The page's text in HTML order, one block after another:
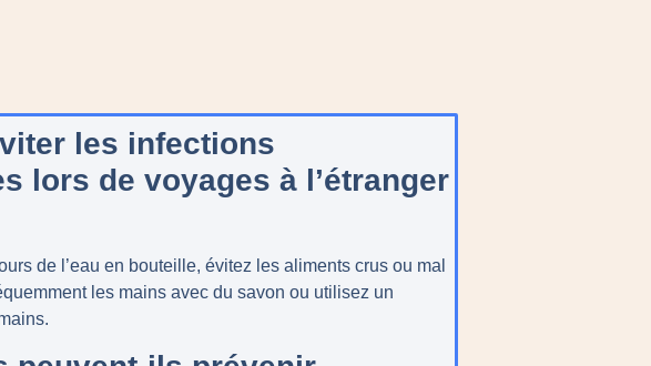
les infections
lors de voyages à l’étranger
de l’eau en bouteille, évitez les aliments crus ou mal
les mains avec du savon ou utilisez un